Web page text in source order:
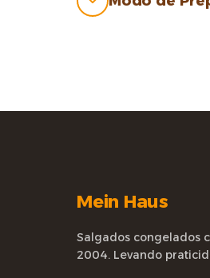
Mein Haus
Salgados congelados
2004. Levando